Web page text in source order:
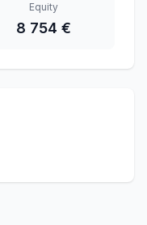
Equity
8 754 €